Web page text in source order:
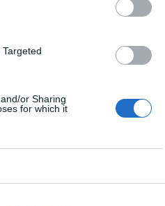
or Sharing
for which it
του